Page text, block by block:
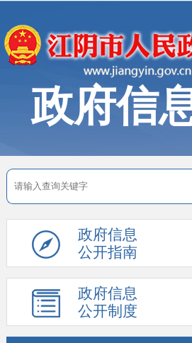
政府信
政府信息
公开指南
政府信息
公开制度